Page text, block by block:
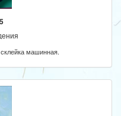
машинная.